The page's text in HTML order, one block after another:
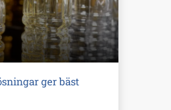
ger bäst